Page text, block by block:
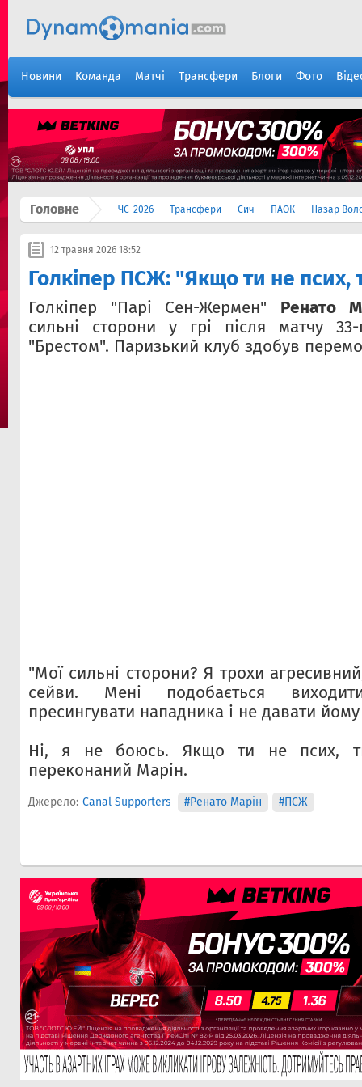
Новини Команда Матчі Трансфери Блоги Фото
Головне ЧС-2026 Трансфери Сич ПАОК Назар
12 травня 2026 18:52
Голкіпер ПСЖ: "Якщо ти не псих,
Голкіпер "Парі Сен-Жермен" Ренато
сильні сторони у грі після матчу
"Брестом". Паризький клуб здобув
"Мої сильні сторони? Я трохи
сейви. Мені подобається
пресингувати нападника і не давати
Ні, я не боюсь. Якщо ти не псих,
переконаний Марін.
Джерело: Canal Supporters #Ренато Марін #ПСЖ